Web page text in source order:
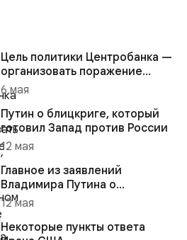
Цель политики Центробанка —
организовать поражение
России в вооружённом
конфликте с США
6 мая
Путин о блицкриге, который
готовил Запад против России
12 мая
Главное из заявлений
Владимира Путина о
конфликте на Украине
12 мая
Некоторые пункты ответа